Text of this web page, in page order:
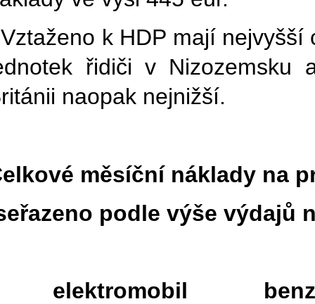
Vztaženo k HDP mají
řidiči v Nizozemsku
naopak nejnižší.
měsíční náklady na
podle výše výdajů
elektromobil